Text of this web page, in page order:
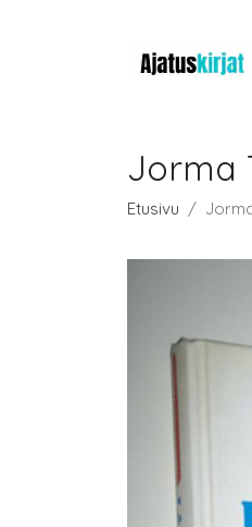
Jorma
Etusivu